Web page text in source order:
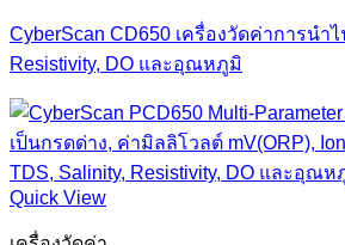
CyberScan CD650 เครื่องวัดค่าการนำ
Resistivity, DO และอุณหภูมิ
Quick View